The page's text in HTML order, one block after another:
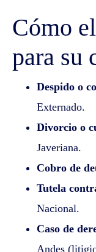
Cómo
para su
Despido o
Externado.
Divorcio o
Javeriana.
Cobro de
Tutela
Nacional.
Caso de
Andes